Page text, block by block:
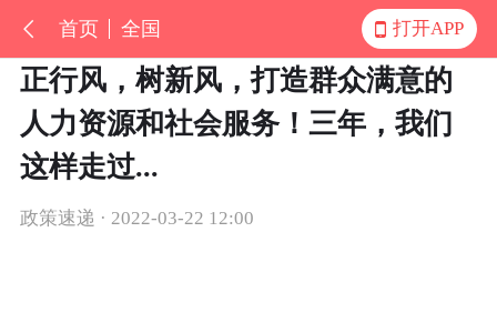
首页 全国 打开APP
正行风，树新风，打造群众满意的
人力资源和社会服务！三年，我们
这样走过...
政策速递 · 2022-03-22 12:00